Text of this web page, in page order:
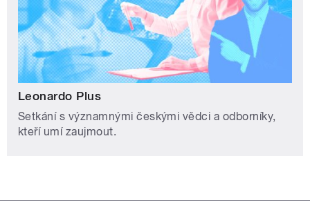
Leonardo Plus
Setkání s významnými českými vědci a odborníky,
kteří umí zaujmout.